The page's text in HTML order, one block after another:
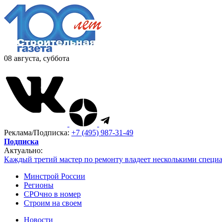
08 августа, суббота
Реклама/Подписка: +7 (495) 987-31-49
Подписка
Актуально:
Каждый третий мастер по ремонту владеет несколькими
Минстрой России
Регионы
СРОчно в номер
Строим на своем
Новости